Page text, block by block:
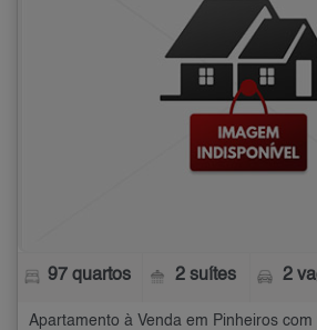
97 quartos 2 suítes 2
Apartamento à Venda em Pinheiros